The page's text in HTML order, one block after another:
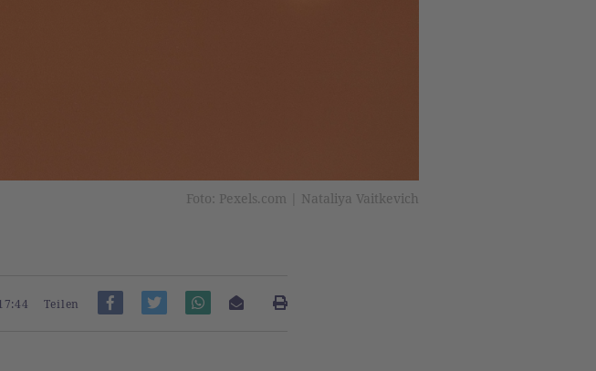
Foto: Pexels.com | Nataliya Vaitkevich
Teilen